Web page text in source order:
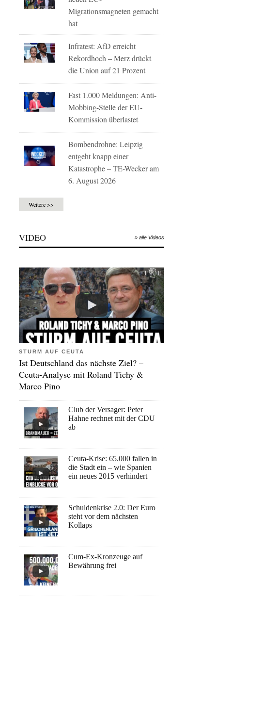
Migrationsmagneten gemacht
hat
Infratest: AfD erreicht
Rekordhoch – Merz drückt
die Union auf 21 Prozent
Fast 1.000 Meldungen: Anti-
Mobbing-Stelle der EU-
Kommission überlastet
Bombendrohne: Leipzig
entgeht knapp einer
Katastrophe – TE-Wecker am
6. August 2026
Weitere >>
VIDEO » alle Videos
STURM AUF CEUTA
Ist Deutschland das nächste Ziel? –
Ceuta-Analyse mit Roland Tichy &
Marco Pino
Club der Versager: Peter
Hahne rechnet mit der CDU
ab
Ceuta-Krise: 65.000 fallen in
die Stadt ein – wie Spanien
ein neues 2015 verhindert
Schuldenkrise 2.0: Der Euro
steht vor dem nächsten
Kollaps
Cum-Ex-Kronzeuge auf
Bewährung frei